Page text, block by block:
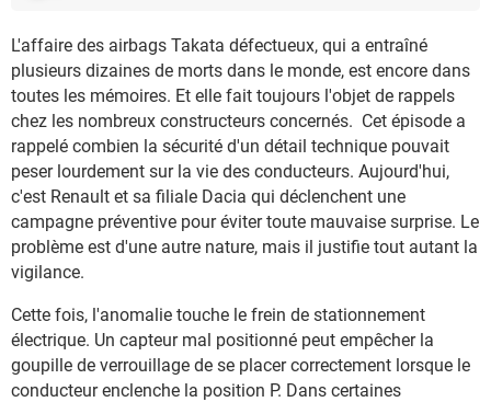
L'affaire des airbags Takata défectueux, qui a entraîné
plusieurs dizaines de morts dans le monde, est encore dans
toutes les mémoires. Et elle fait toujours l'objet de rappels
chez les nombreux constructeurs concernés. Cet épisode a
rappelé combien la sécurité d'un détail technique pouvait
peser lourdement sur la vie des conducteurs. Aujourd'hui,
c'est Renault et sa filiale Dacia qui déclenchent une
campagne préventive pour éviter toute mauvaise surprise. Le
problème est d'une autre nature, mais il justifie tout autant la
vigilance.
Cette fois, l'anomalie touche le frein de stationnement
électrique. Un capteur mal positionné peut empêcher la
goupille de verrouillage de se placer correctement lorsque le
conducteur enclenche la position P. Dans certaines